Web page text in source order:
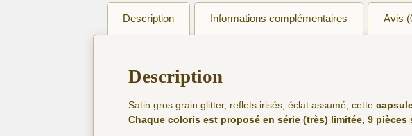
Description Informations complémentaires Avis
Description
Satin gros grain glitter, reflets irisés, éclat assumé, cette
Chaque coloris est proposé en série (très) limitée, 9 pièces